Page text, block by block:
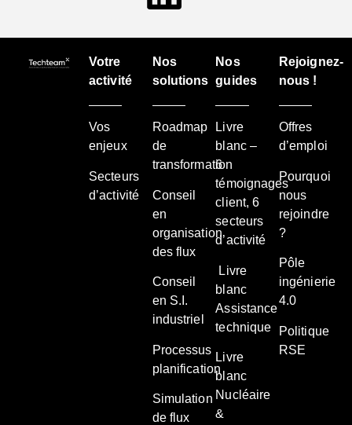
Votre
activité
Vos
enjeux
Secteurs
d’activité
Nos
solutions
Roadmap
de
transformation
Conseil
en
organisation
des flux
Conseil
en S.I.
industriel
Processus
planification
Simulation
de flux
Nos
guides
Livre
blanc –
6
témoignages
client, 6
secteurs
d’activité
Livre
blanc
Assistance
technique
Livre
blanc
Nucléaire
&
Rejoignez-
nous !
Offres
d’emploi
Pourquoi
nous
rejoindre
?
Pôle
ingénierie
4.0
Politique
RSE